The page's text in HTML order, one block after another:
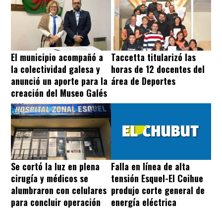
El municipio acompañó a
la colectividad galesa y
anunció un aporte para la
creación del Museo Galés
Taccetta titularizó las
horas de 12 docentes del
área de Deportes
Se cortó la luz en plena
cirugía y médicos se
alumbraron con celulares
para concluir operación
Falla en línea de alta
tensión Esquel-El Coihue
produjo corte general de
energía eléctrica